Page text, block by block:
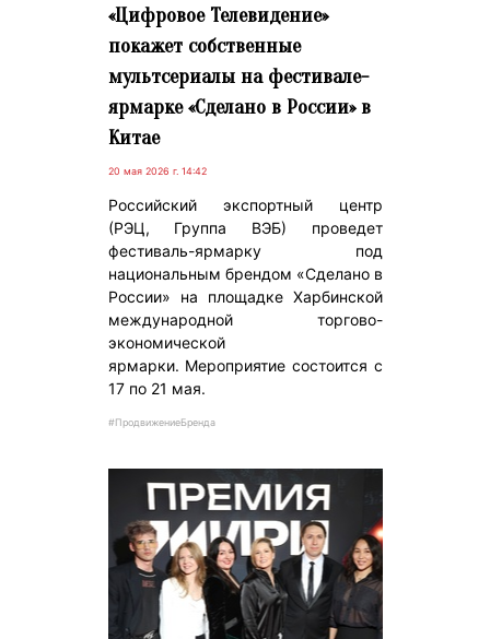
«Цифровое Телевидение»
покажет собственные
мультсериалы на фестивале-
ярмарке «Сделано в России» в
Китае
20 мая 2026 г. 14:42
Российский экспортный центр
(РЭЦ, Группа ВЭБ) проведет
фестиваль-ярмарку под
национальным брендом «Сделано в
России» на площадке Харбинской
международной торгово-
экономической
ярмарки. Мероприятие состоится с
17 по 21 мая.
#ПродвижениеБренда